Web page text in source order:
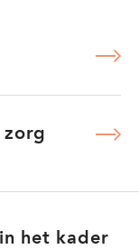
zorg
het kader